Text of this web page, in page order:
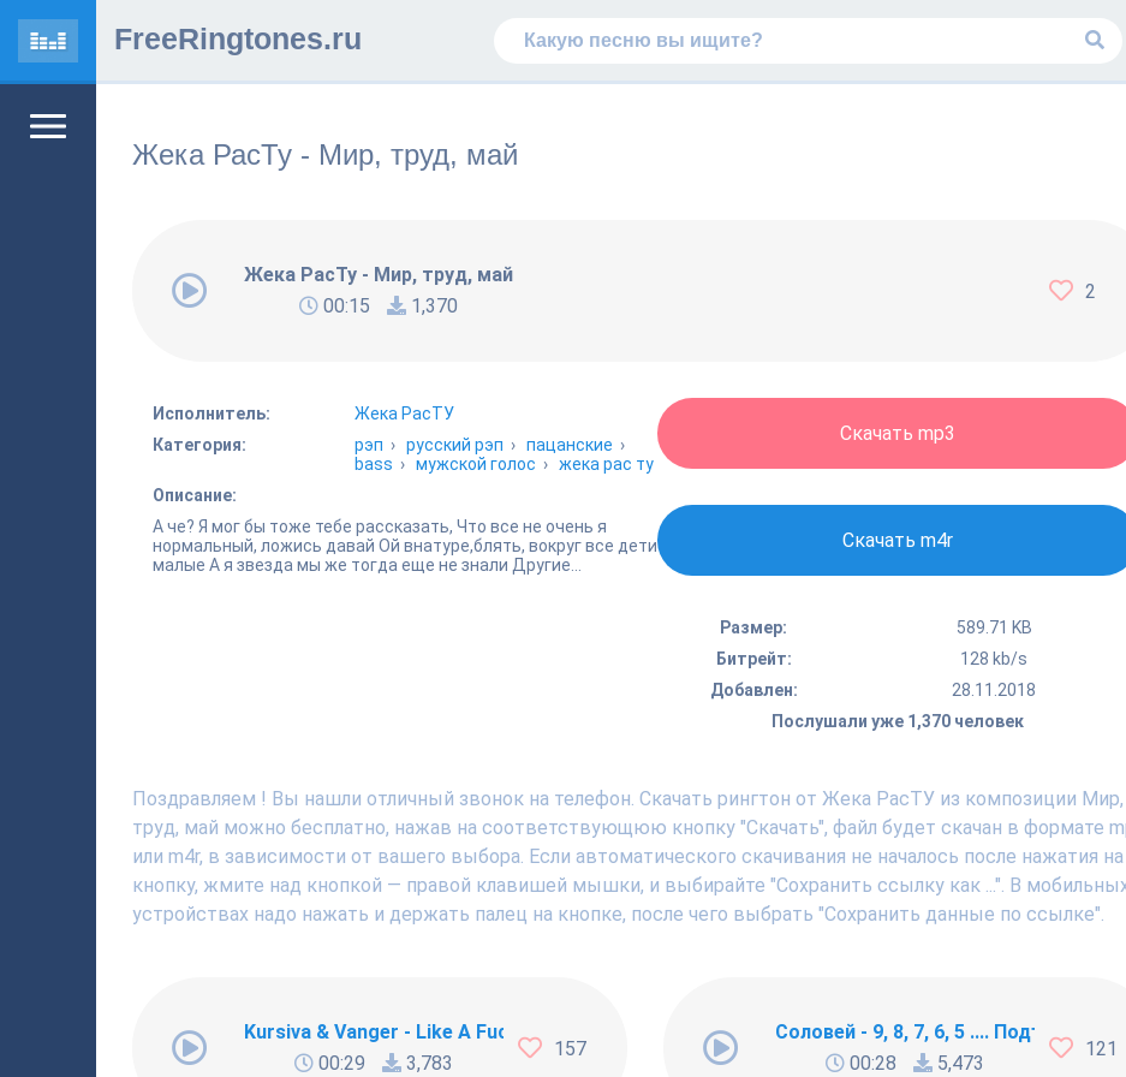
FreeRingtones.ru
Жека РасТу - Мир, труд, май
Жека РасТу - Мир, труд, май
00:15
1,370
2
Исполнитель:
Жека РасТУ
Категория:
рэп › русский рэп › пацанские ›
bass › мужской голос › жека рас ту
Описание:
А че? Я мог бы тоже тебе рассказать, Что все не очень я
нормальный, ложись давай Ой внатуре,блять, вокруг все дети
малые А я звезда мы же тогда еще не знали Другие...
Скачать mp3
Скачать m4r
Размер:
589.71 KB
Битрейт:
128 kb/s
Добавлен:
28.11.2018
Послушали уже 1,370 человек
Поздравляем ! Вы нашли отличный звонок на телефон. Скачать рингтон от Жека РасТУ из композиции Мир,
труд, май можно бесплатно, нажав на соответствующюю кнопку "Скачать", файл будет скачан в формате
или m4r, в зависимости от вашего выбора. Если автоматического скачивания не началось после нажатия на
кнопку, жмите над кнопкой — правой клавишей мышки, и выбирайте "Сохранить ссылку как ...". В
устройствах надо нажать и держать палец на кнопке, после чего выбрать "Сохранить данные по ссылке".
Kursiva & Vanger - Like A Fucking Newbie
00:29
3,783
157
Соловей - 9, 8, 7, 6, 5 .... Подъём !!!
00:28
5,473
121